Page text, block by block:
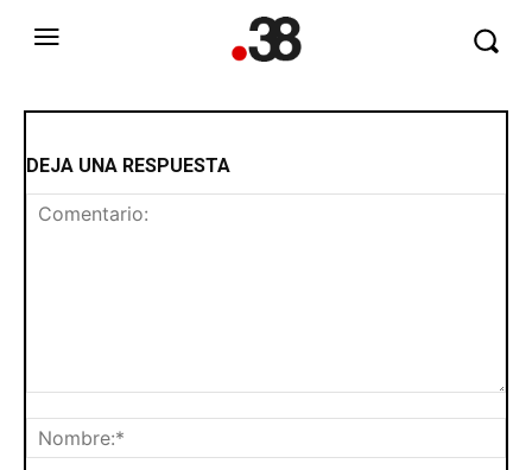
DEJA UNA RESPUESTA